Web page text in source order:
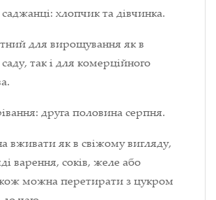
хлопчик та дівчинка.
для вирощування як в
так і для комерційного
друга половина серпня.
вживати як в свіжому вигляду,
варення, соків, желе або
можна перетирати з цукром